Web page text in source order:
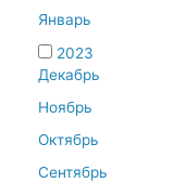
Январь
2023
Декабрь
Ноябрь
Октябрь
Сентябрь